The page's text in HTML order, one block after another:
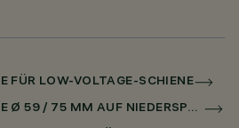
FÜR LOW-VOLTAGE-SCHIENE
LASER PENDELLEUCHTE Ø 59 / 75 MM AUF NIEDERSPANNUNGSSCHIENE DALI POWERLINE